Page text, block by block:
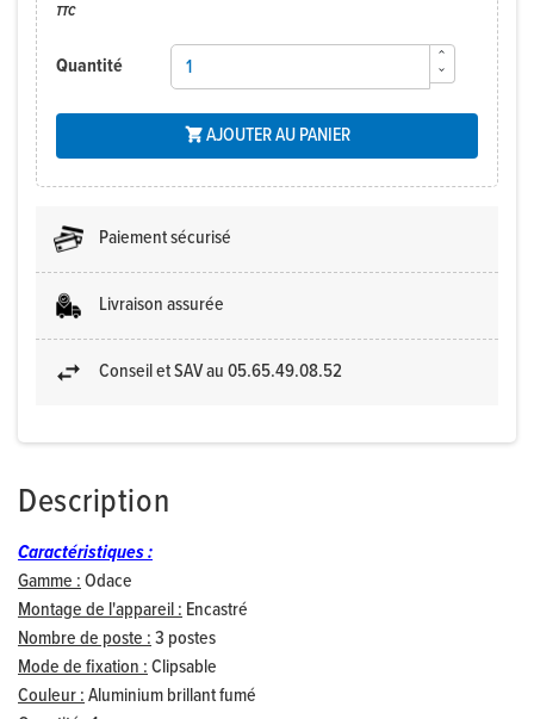
TTC
Quantité
AJOUTER AU PANIER
Paiement sécurisé
Livraison assurée
Conseil et SAV au 05.65.49.08.52
Description
Caractéristiques :
Gamme :Odace
Montage de l'appareil : Encastré
Nombre de poste :3 postes
Mode de fixation :Clipsable
Couleur :Aluminium brillant fumé